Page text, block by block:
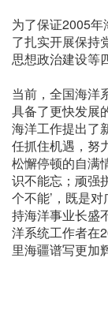
为了保证2005
了扎实开展保持
思想政治建设等
当前，全国海洋
具备了更快发展
海洋工作提出了
任抓住机遇，努
松懈停顿的自满
识不能忘；顽强
个不能’，既是
持海洋事业长盛
洋系统工作者在
里海疆谱写更加